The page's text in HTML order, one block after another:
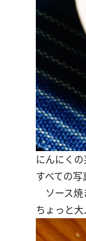
にんにく
すべての写
ソース焼
ちょっと